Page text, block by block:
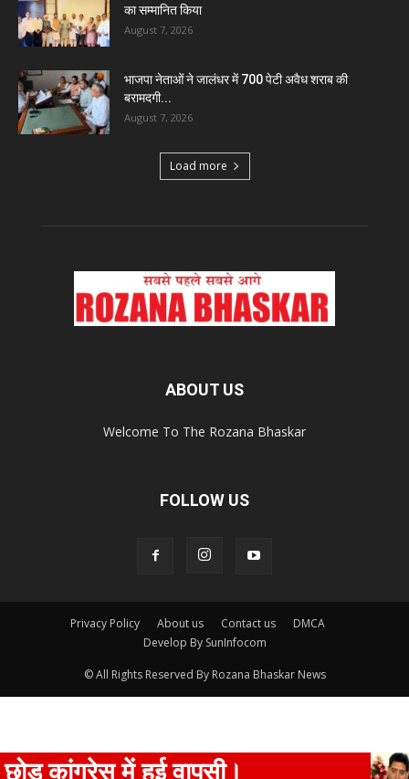
का सम्मानित किया
August 7, 2026
भाजपा नेताओं ने जालंधर में 700 पेटी अवैध शराब की
बरामदगी...
August 7, 2026
Load more
ABOUT US
Welcome To The Rozana Bhaskar
FOLLOW US
Privacy Policy About us Contact us
DMCA
Develop By SunInfocom
© All Rights Reserved By Rozana Bhaskar News
में हुई वापसी।